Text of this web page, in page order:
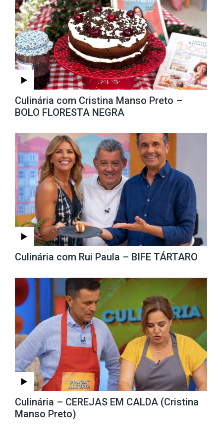
Culinária com Cristina Manso Preto –
BOLO FLORESTA NEGRA
Culinária com Rui Paula – BIFE TÁRTARO
Culinária – CEREJAS EM CALDA (Cristina
Manso Preto)